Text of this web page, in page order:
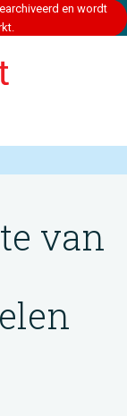
en wordt
van